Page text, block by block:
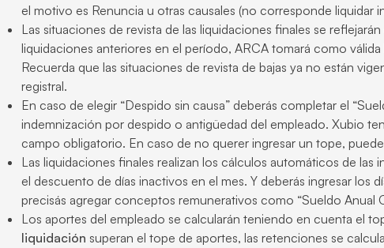
el motivo es Renuncia u otras causales (no corresponde liquidar
Las situaciones de revista de las liquidaciones finales se
liquidaciones anteriores en el período, ARCA tomará como
Recuerda que las situaciones de revista de bajas ya no están
registral.
En caso de elegir “Despido sin causa” deberás completar el
indemnización por despido o antigüedad del empleado. Xubio
campo obligatorio. En caso de no querer ingresar un tope,
Las liquidaciones finales realizan los cálculos automáticos de
el descuento de días inactivos en el mes. Y deberás ingresar los
precisás agregar conceptos remunerativos como “Sueldo Anual
Los aportes del empleado se calcularán teniendo en cuenta el
liquidación superan el tope de aportes, las retenciones se